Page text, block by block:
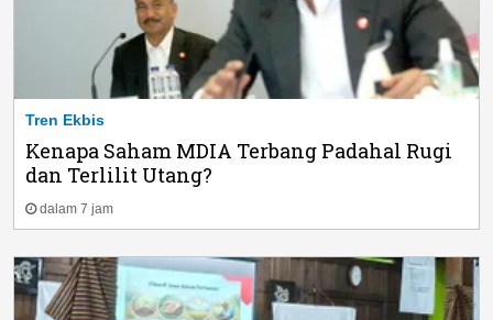
Tren Ekbis
Kenapa Saham MDIA Terbang Padahal Rugi
dan Terlilit Utang?
dalam 7 jam